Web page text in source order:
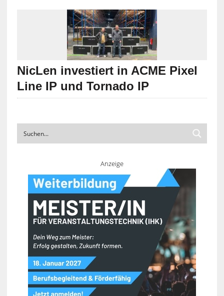
NicLen investiert in ACME Pixel
Line IP und Tornado IP
Anzeige